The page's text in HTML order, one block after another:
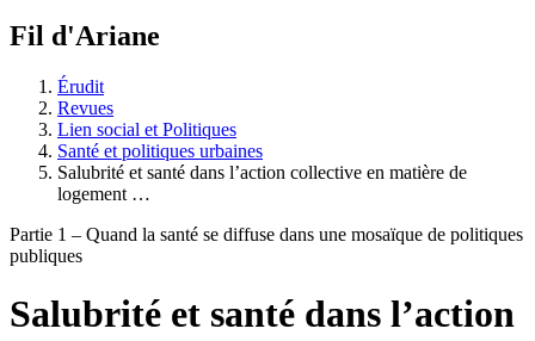
Fil d'Ariane
Érudit
Revues
Lien social et Politiques
Santé et politiques urbaines
Salubrité et santé dans l’action collective en matière de
logement …
Partie 1 – Quand la santé se diffuse dans une mosaïque de politiques
publiques
Salubrité et santé dans l’action